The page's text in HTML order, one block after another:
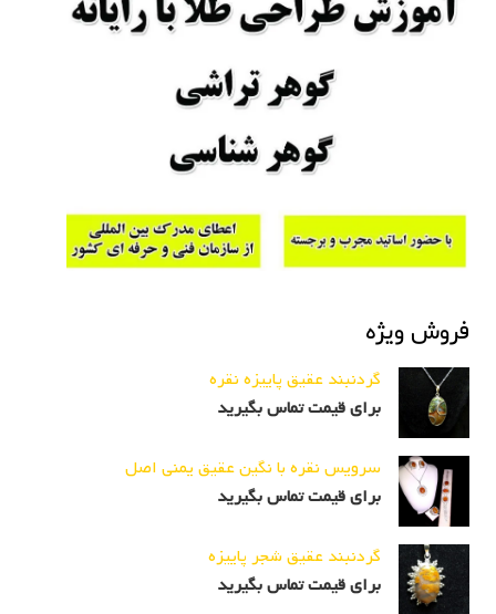
فروش ویژه
گردنبند عقیق پاییزه نقره
برای قیمت تماس بگیرید
سرویس نقره با نگین عقیق یمنی اصل
برای قیمت تماس بگیرید
گردنبند عقیق شجر پاییزه
برای قیمت تماس بگیرید